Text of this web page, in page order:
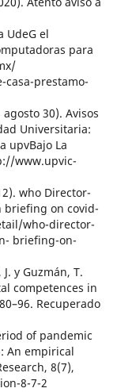
UdeG el
para
prestamo-
30). Avisos
Universitaria:
upvBajo La
www.upvic-
who Director-
briefing on covid-
who-director-
briefing-on-
y Guzmán, T.
competences in
Recuperado
of pandemic
An empirical
8(7),
8-7-2